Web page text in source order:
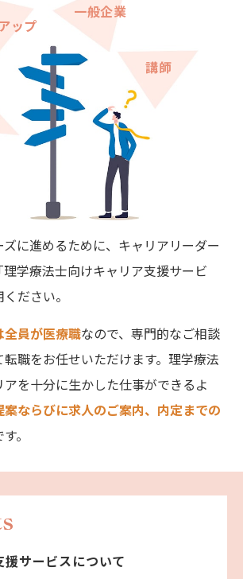
ップ
一般企業
講師
に進めるために、キャリアリーダー
学療法士向けキャリア支援サービ
ださい。
全員が医療職なので、専門的なご相談
職をお任せいただけます。理学療法
を十分に生かした仕事ができるよ
ならびに求人のご案内、内定までの
。
援サービスについて